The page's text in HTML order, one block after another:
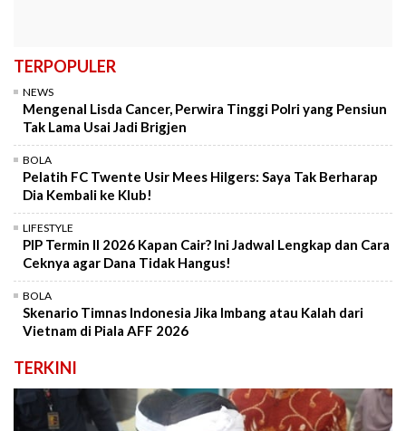
TERPOPULER
NEWS
Mengenal Lisda Cancer, Perwira Tinggi Polri yang Pensiun
Tak Lama Usai Jadi Brigjen
BOLA
Pelatih FC Twente Usir Mees Hilgers: Saya Tak Berharap
Dia Kembali ke Klub!
LIFESTYLE
PIP Termin II 2026 Kapan Cair? Ini Jadwal Lengkap dan Cara
Ceknya agar Dana Tidak Hangus!
BOLA
Skenario Timnas Indonesia Jika Imbang atau Kalah dari
Vietnam di Piala AFF 2026
TERKINI